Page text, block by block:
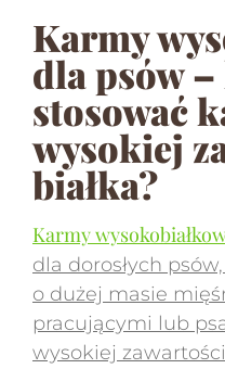
Karmy
dla psów
stosować
wysokiej
białka?
Karmy
dla dorosłych
o dużej masie
pracującymi lub
wysokiej